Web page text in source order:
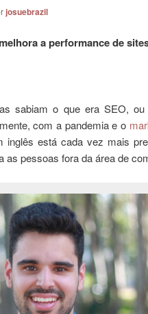
josuebrazil
a performance de
sabiam o que era SEO, ou
com a pandemia e o
inglês está cada vez mais
as pessoas fora da área de